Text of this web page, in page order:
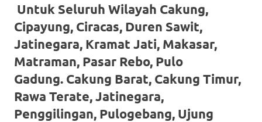
replica
watches.
24
Hours
Online
Untuk Seluruh Wilayah Cakung,
Cipayung, Ciracas, Duren Sawit,
Jatinegara, Kramat Jati, Makasar,
Matraman, Pasar Rebo, Pulo
Gadung. Cakung Barat, Cakung Timur,
Rawa Terate, Jatinegara,
Penggilingan, Pulogebang, Ujung